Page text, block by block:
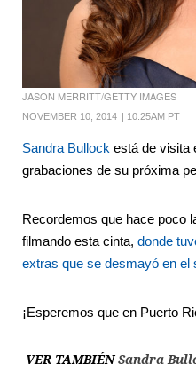
JASON MERRITT/GETTY IMAGES
NOVEMBER 10, 2014 10:25AM PT
Sandra Bullock está de visita
grabaciones de su próxima
Recordemos que hace poco
filmando esta cinta, donde
extras que se desmayó en el
¡Esperemos que en Puerto
VER TAMBIÉN Sandra